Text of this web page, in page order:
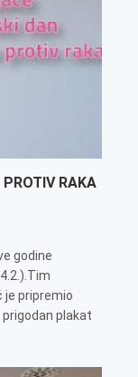
RAKA
godine
je pripremio
plakat